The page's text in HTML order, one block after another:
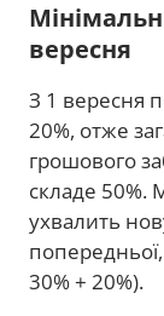
вересня
З 1 вересня
20%, отже
грошового
складе 50%.
ухвалить
30% + 20%).